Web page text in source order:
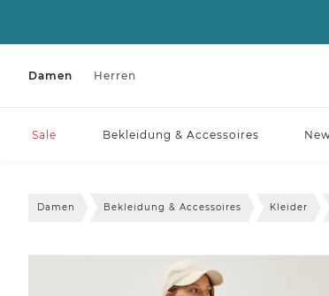
Damen Herren
Sale Bekleidung & Accessoires
Damen Bekleidung & Accessoires Kleider